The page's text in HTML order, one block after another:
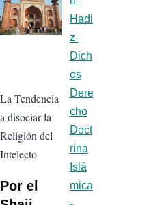
La Tendencia
a disociar la
Religión del
Intelecto
Por el
Hadi
z-
Dich
os
Dere
cho
Doct
rina
Islá
mica